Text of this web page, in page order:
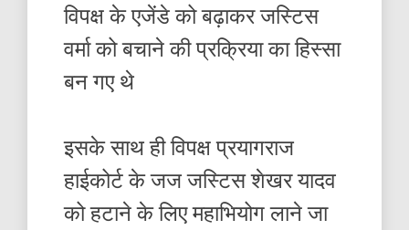
विपक्ष के एजेंडे को बढ़ाकर जस्टिस
वर्मा को बचाने की प्रक्रिया का हिस्सा
बन गए थे
इसके साथ ही विपक्ष प्रयागराज
हाईकोर्ट के जज जस्टिस शेखर यादव
को हटाने के लिए महाभियोग लाने जा